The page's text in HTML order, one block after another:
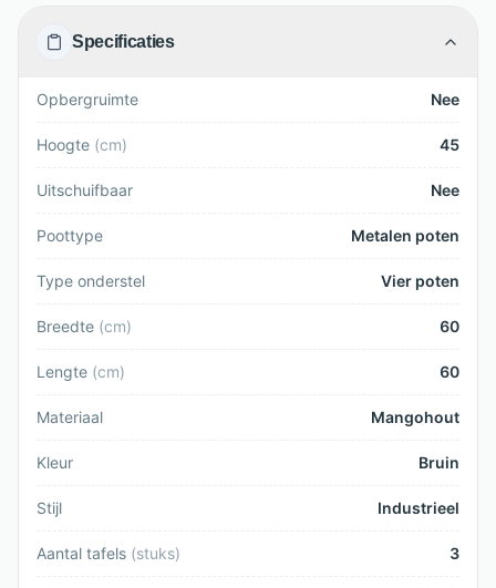
Specificaties
Opbergruimte Nee
Hoogte (cm) 45
Uitschuifbaar Nee
Poottype Metalen poten
Type onderstel Vier poten
Breedte (cm) 60
Lengte (cm) 60
Materiaal Mangohout
Kleur Bruin
Stijl Industrieel
Aantal tafels (stuks) 3